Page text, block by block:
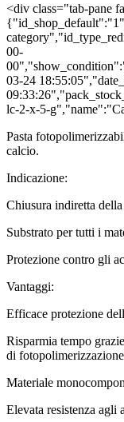
<div class="tab-pane
00-
03-24
lc-2-x-5-
Pasta
calcio.
Indicazione:
Chiusura indiretta
Substrato per tutti i
Protezione contro gli
Vantaggi:
Efficace protezione
Risparmia tempo
di fotopolimerizzazione
Materiale
Elevata resistenza agli